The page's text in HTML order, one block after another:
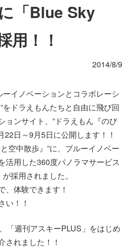
アテクノロジー
モビリティ研究所
ニュース
資料ダウンロード
English
「Blue Sky
用！！
2014/8/9
イノベーションとコラボレーシ
をドラえもんたちと自由に飛び回
ョンサイト、”ドラえもん『のび
22日～9月5日に公開します！！
空中散歩』”に、ブルーイノベー
活用した360度パノラマサービス
採用されました。
、体験できます！
い！！
「週刊アスキーPLUS」をはじめ
されました！！